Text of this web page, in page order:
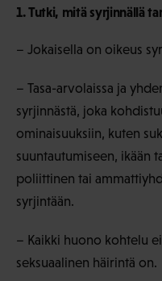
1. Tutki, mitä syrjinnällä
– Jokaisella on oikeus
– Tasa-arvolaissa ja
syrjinnästä, joka
ominaisuuksiin, kuten
suuntautumiseen, ikään
poliittinen tai
syrjintään.
– Kaikki huono kohtelu
seksuaalinen häirintä on.